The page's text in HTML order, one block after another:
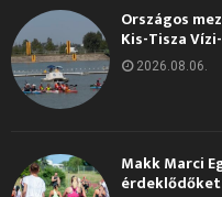
Országos
Kis-Tisza
2026.08.06.
Makk Marci